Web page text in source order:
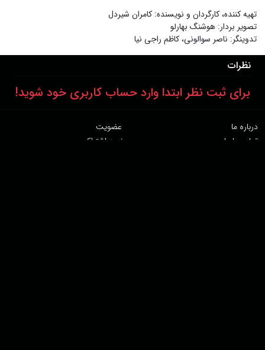
تهیه کننده، کارگردان و نویسنده: کامران شیردل
تصویر بردار: هوشنگ بهارلو
تدوینگر: ناصر سوالونی، کاظم راجی‌ نیا
نظرات
برای ثبت نظر ابتدا وارد حساب کاربری خود شوید!
درباره ما
تماس با ما
عضویت
خرید اشتراک